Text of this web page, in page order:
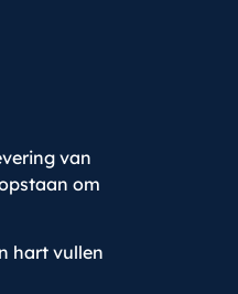
van
om
hart vullen